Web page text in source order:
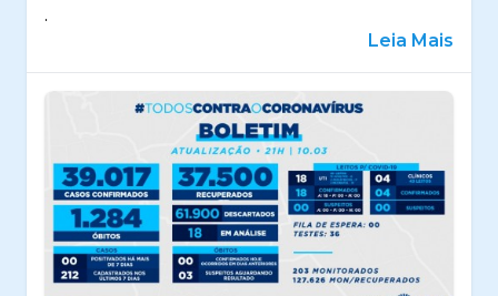
.
Leia Mais